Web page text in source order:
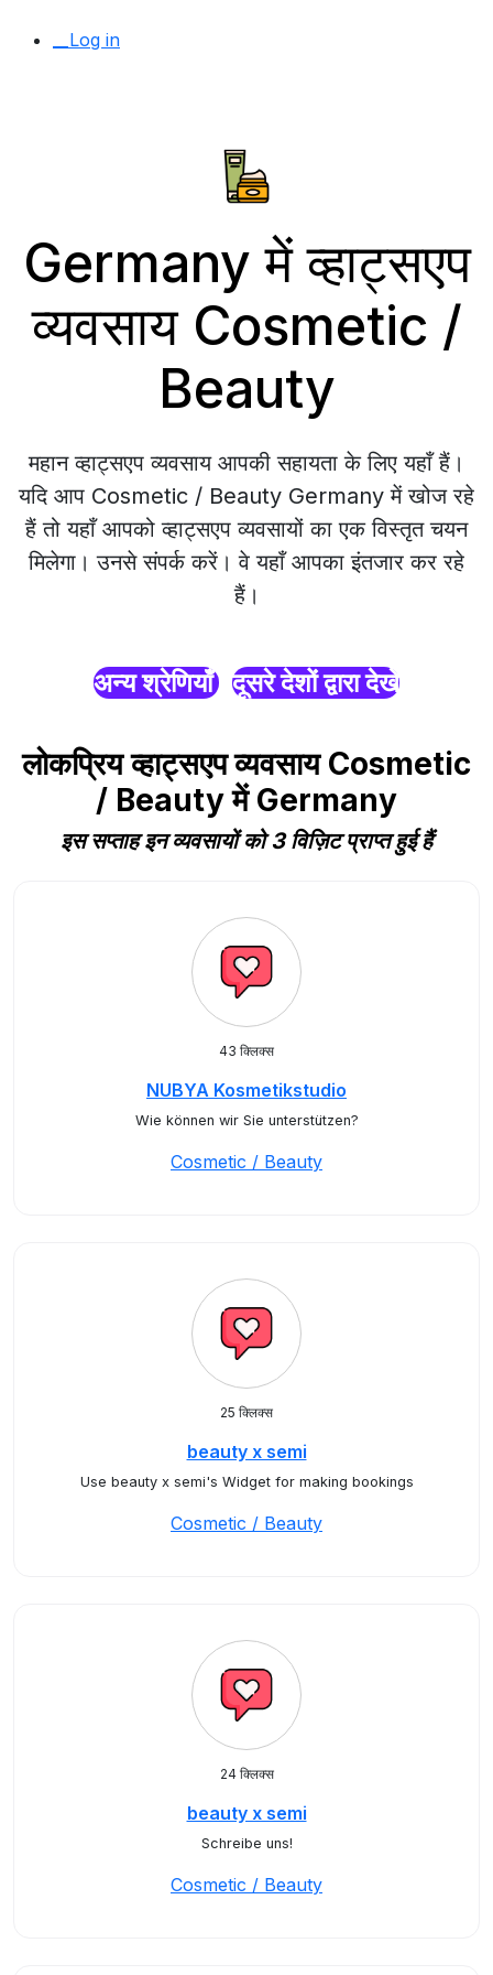
__Log in
Germany में व्हाट्सएप
व्यवसाय Cosmetic /
Beauty
महान व्हाट्सएप व्यवसाय आपकी सहायता के लिए यहाँ हैं।
यदि आप Cosmetic / Beauty Germany में खोज रहे
हैं तो यहाँ आपको व्हाट्सएप व्यवसायों का एक विस्तृत चयन
मिलेगा। उनसे संपर्क करें। वे यहाँ आपका इंतजार कर रहे
हैं।
अन्य श्रेणियाँ दूसरे देशों द्वारा देखें
लोकप्रिय व्हाट्सएप व्यवसाय Cosmetic
/ Beauty में Germany
इस सप्ताह इन व्यवसायों को 3 विज़िट प्राप्त हुई हैं
43 क्लिक्स
NUBYA Kosmetikstudio
Wie können wir Sie unterstützen?
Cosmetic / Beauty
25 क्लिक्स
beauty x semi
Use beauty x semi's Widget for making bookings
Cosmetic / Beauty
24 क्लिक्स
beauty x semi
Schreibe uns!
Cosmetic / Beauty